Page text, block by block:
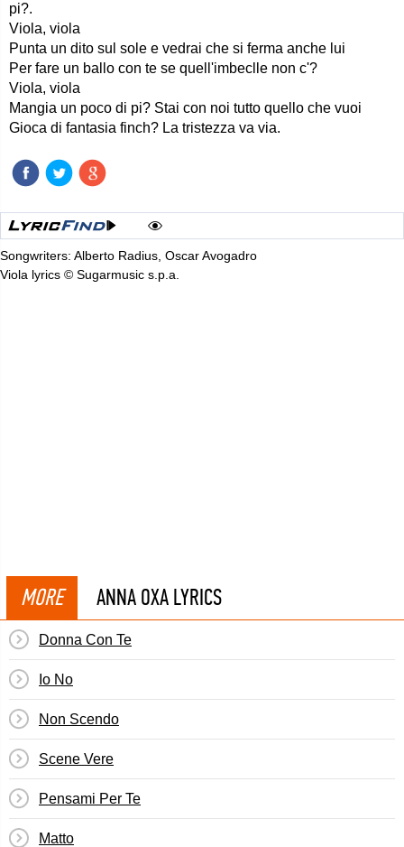
pi?.
Viola, viola
Punta un dito sul sole e vedrai che si ferma anche lui
Per fare un ballo con te se quell'imbeclle non c'?
Viola, viola
Mangia un poco di pi? Stai con noi tutto quello che vuoi
Gioca di fantasia finch? La tristezza va via.
Songwriters: Alberto Radius, Oscar Avogadro
Viola lyrics © Sugarmusic s.p.a.
MORE ANNA OXA LYRICS
Donna Con Te
Io No
Non Scendo
Scene Vere
Pensami Per Te
Matto